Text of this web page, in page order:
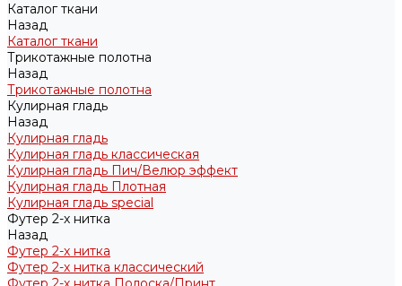
Каталог ткани
Назад
Каталог ткани
Трикотажные полотна
Назад
Трикотажные полотна
Кулирная гладь
Назад
Кулирная гладь
Кулирная гладь классическая
Кулирная гладь Пич/Велюр эффект
Кулирная гладь Плотная
Кулирная гладь special
Футер 2-х нитка
Назад
Футер 2-х нитка
Футер 2-х нитка классический